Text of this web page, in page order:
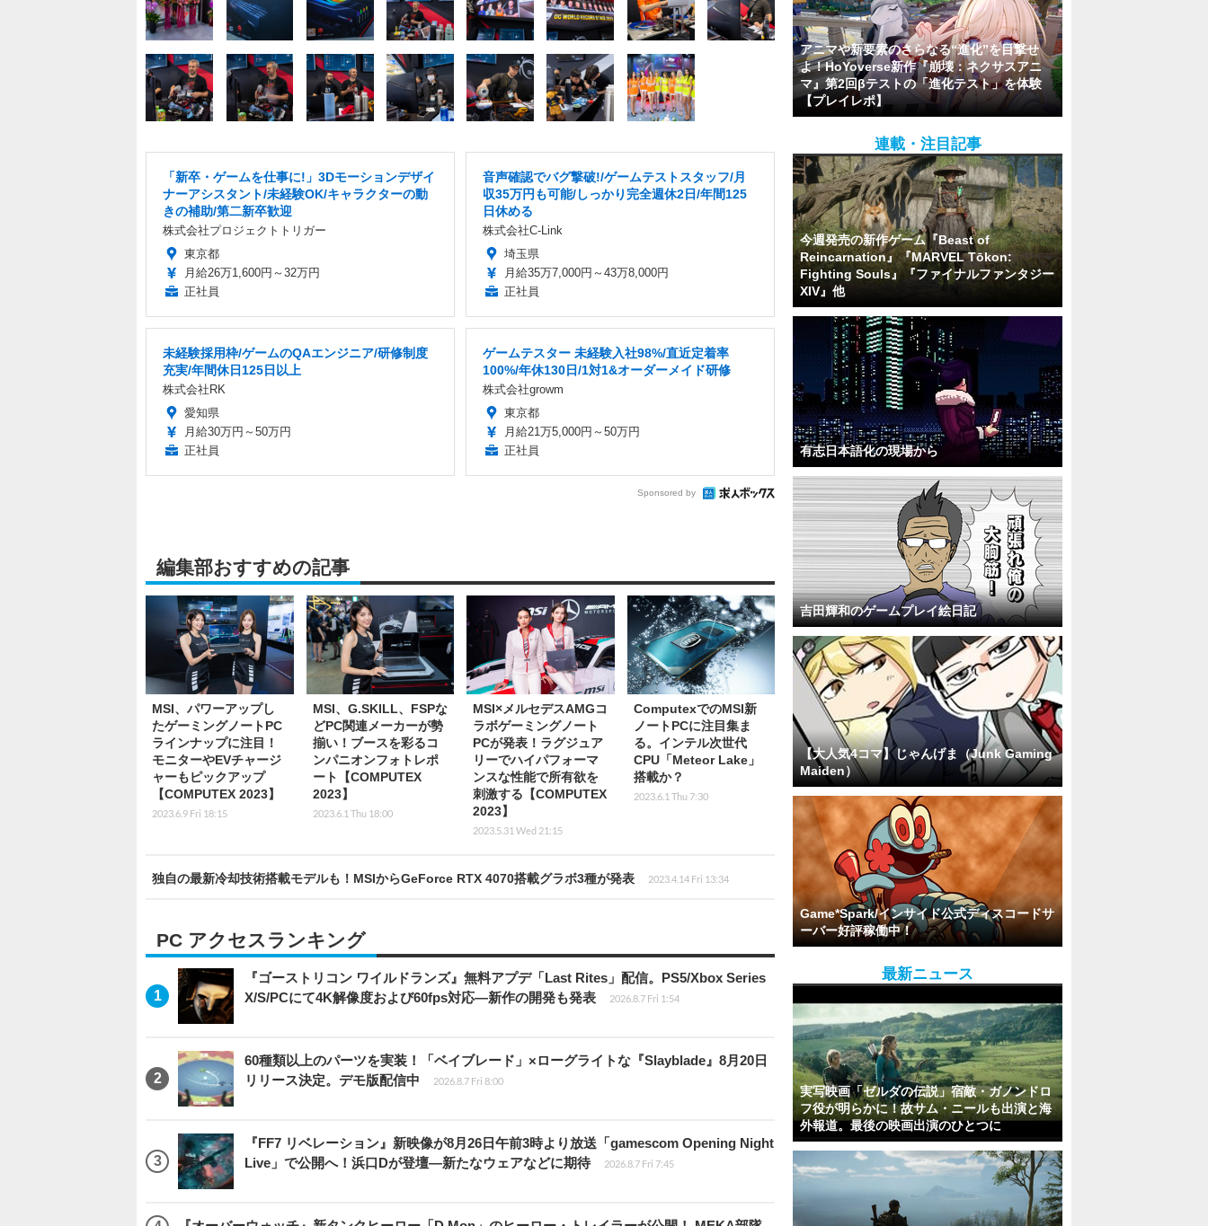
「新卒・ゲームを仕事に!」3Dモーションデザイ
ナーアシスタント/未経験OK/キャラクターの動
きの補助/第二新卒歓迎
株式会社プロジェクトトリガー
東京都
月給26万1,600円～32万円
正社員
音声確認でバグ撃破!/ゲームテストスタッフ/月
収35万円も可能/しっかり完全週休2日/年間125
日休める
株式会社C-Link
埼玉県
月給35万7,000円～43万8,000円
正社員
未経験採用枠/ゲームのQAエンジニア/研修制度
充実/年間休日125日以上
株式会社RK
愛知県
月給30万円～50万円
正社員
ゲームテスター 未経験入社98%/直近定着率
100%/年休130日/1対1&オーダーメイド研修
株式会社growm
東京都
月給21万5,000円～50万円
正社員
Sponsored by
編集部おすすめの記事
MSI、パワーアップし
たゲーミングノートPC
ラインナップに注目！
モニターやEVチャージ
ャーもピックアップ
【COMPUTEX 2023】
2023.6.9 Fri 18:15
MSI、G.SKILL、FSPな
どPC関連メーカーが勢
揃い！ブースを彩るコ
ンパニオンフォトレポ
ート【COMPUTEX
2023】
2023.6.1 Thu 18:00
MSI×メルセデスAMGコ
ラボゲーミングノート
PCが発表！ラグジュア
リーでハイパフォーマ
ンスな性能で所有欲を
刺激する【COMPUTEX
2023】
2023.5.31 Wed 21:15
ComputexでのMSI新
ノートPCに注目集ま
る。インテル次世代
CPU「Meteor Lake」
搭載か？
2023.6.1 Thu 7:30
独自の最新冷却技術搭載モデルも！MSIからGeForce RTX 4070搭載グラボ3種が発表 2023.4.14 Fri 13:34
PC アクセスランキング
『ゴーストリコン ワイルドランズ』無料アプデ「Last Rites」配信。PS5/Xbox Series
X/S/PCにて4K解像度および60fps対応―新作の開発も発表
2026.8.7 Fri 1:54
60種類以上のパーツを実装！「ベイブレード」×ローグライトな『Slayblade』8月20日
リリース決定。デモ版配信中
2026.8.7 Fri 8:00
『FF7 リベレーション』新映像が8月26日午前3時より放送「gamescom Opening Night
Live」で公開へ！浜口Dが登壇―新たなウェアなどに期待
2026.8.7 Fri 7:45
アニマや新要素のさらなる“進化”を目撃せ
よ！HoYoverse新作『崩壊：ネクサスアニ
マ』第2回βテストの「進化テスト」を体験
【プレイレポ】
連載・注目記事
今週発売の新作ゲーム『Beast of
Reincarnation』『MARVEL Tōkon:
Fighting Souls』『ファイナルファンタジー
XIV』他
有志日本語化の現場から
吉田輝和のゲームプレイ絵日記
【大人気4コマ】じゃんげま（Junk Gaming
Maiden）
Game*Spark/インサイド公式ディスコードサ
ーバー好評稼働中！
最新ニュース
実写映画「ゼルダの伝説」宿敵・ガノンドロ
フ役が明らかに！故サム・ニールも出演と海
外報道。最後の映画出演のひとつに